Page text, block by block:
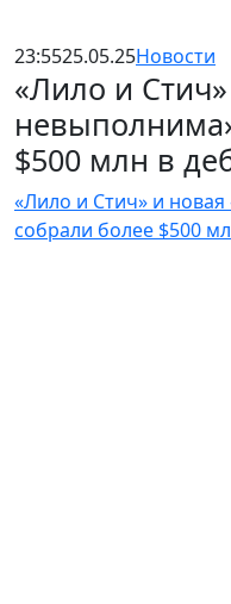
23:5525.05.25Новости
«Лило и
$500 млн в
«Лило и Стич» и
собрали более $500